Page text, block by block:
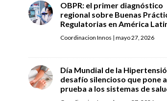
OBPR: el primer diagnóstico
regional sobre Buenas
Regulatorias en América
Coordinacion Innos | mayo 27, 2026
Día Mundial de la
desafío silencioso que pone a
prueba a los sistemas de